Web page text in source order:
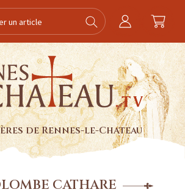
de Rennes-le-Chateau
CATHARE